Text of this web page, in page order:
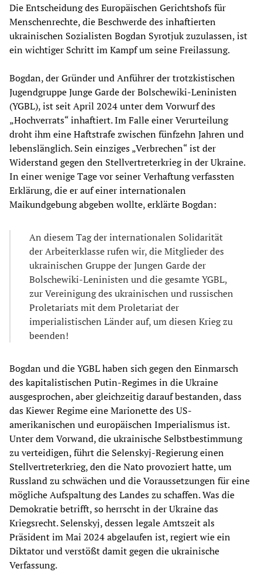
Die Entscheidung des Europäischen Gerichtshofs für
Menschenrechte, die Beschwerde des inhaftierten
ukrainischen Sozialisten Bogdan Syrotjuk zuzulassen, ist
ein wichtiger Schritt im Kampf um seine Freilassung.
Bogdan, der Gründer und Anführer der trotzkistischen
Jugendgruppe Junge Garde der Bolschewiki-Leninisten
(YGBL), ist seit April 2024 unter dem Vorwurf des
„Hochverrats“ inhaftiert. Im Falle einer Verurteilung
droht ihm eine Haftstrafe zwischen fünfzehn Jahren und
lebenslänglich. Sein einziges „Verbrechen“ ist der
Widerstand gegen den Stellvertreterkrieg in der Ukraine.
In einer wenige Tage vor seiner Verhaftung verfassten
Erklärung, die er auf einer internationalen
Maikundgebung abgeben wollte, erklärte Bogdan:
An diesem Tag der internationalen Solidarität
der Arbeiterklasse rufen wir, die Mitglieder des
ukrainischen Gruppe der Jungen Garde der
Bolschewiki-Leninisten und die gesamte YGBL,
zur Vereinigung des ukrainischen und russischen
Proletariats mit dem Proletariat der
imperialistischen Länder auf, um diesen Krieg zu
beenden!
Bogdan und die YGBL haben sich gegen den Einmarsch
des kapitalistischen Putin-Regimes in die Ukraine
ausgesprochen, aber gleichzeitig darauf bestanden, dass
das Kiewer Regime eine Marionette des US-
amerikanischen und europäischen Imperialismus ist.
Unter dem Vorwand, die ukrainische Selbstbestimmung
zu verteidigen, führt die Selenskyj-Regierung einen
Stellvertreterkrieg, den die Nato provoziert hatte, um
Russland zu schwächen und die Voraussetzungen für eine
mögliche Aufspaltung des Landes zu schaffen. Was die
Demokratie betrifft, so herrscht in der Ukraine das
Kriegsrecht. Selenskyj, dessen legale Amtszeit als
Präsident im Mai 2024 abgelaufen ist, regiert wie ein
Diktator und verstößt damit gegen die ukrainische
Verfassung.